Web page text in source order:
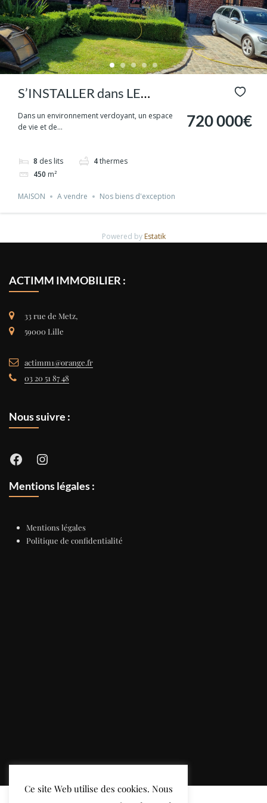
S’INSTALLER dans LE
PEVELE A CAMPHIN en
PEVELE proximité
immédiate de LILLE,
Cysoing, Baisieux et de
TOURNAI
Dans un environnement verdoyant, un espace
de vie et de...
8 des lits 4thermes
450 m²
720 000€
MAISON A vendre Nos biens d'exception
Powered by Estatik
ACTIMM IMMOBILIER :
33 rue de Metz,
59000 Lille
actimm1@orange.fr
03 20 51 87 48
Nous suivre :
FacebookInstagram
Mentions légales :
Mentions légales
Politique de confidentialité
Ce site Web utilise des cookies. Nous